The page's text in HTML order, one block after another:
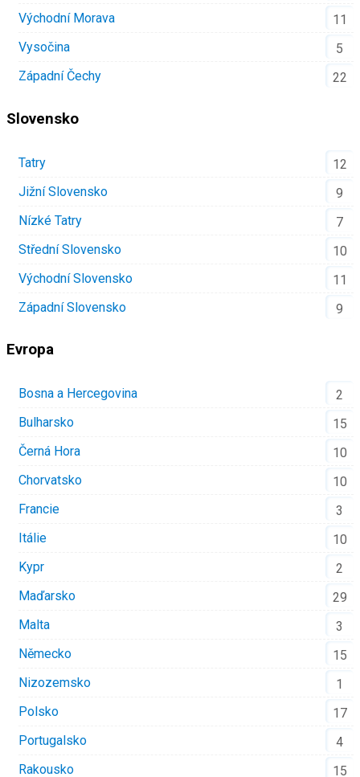
Východní Morava
11
Vysočina
5
Západní Čechy
22
Slovensko
Tatry
12
Jižní Slovensko
9
Nízké Tatry
7
Střední Slovensko
10
Východní Slovensko
11
Západní Slovensko
9
Evropa
Bosna a Hercegovina
2
Bulharsko
15
Černá Hora
10
Chorvatsko
10
Francie
3
Itálie
10
Kypr
2
Maďarsko
29
Malta
3
Německo
15
Nizozemsko
1
Polsko
17
Portugalsko
4
Rakousko
15